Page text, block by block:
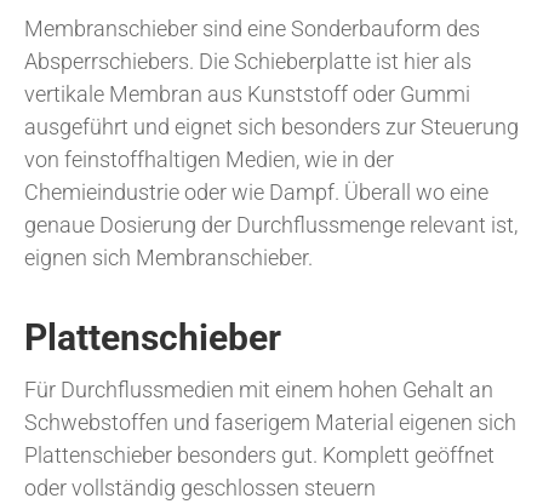
Membranschieber sind eine Sonderbauform des
Absperrschiebers. Die Schieberplatte ist hier als
vertikale Membran aus Kunststoff oder Gummi
ausgeführt und eignet sich besonders zur Steuerung
von feinstoffhaltigen Medien, wie in der
Chemieindustrie oder wie Dampf. Überall wo eine
genaue Dosierung der Durchflussmenge relevant ist,
eignen sich Membranschieber.
Plattenschieber
Für Durchflussmedien mit einem hohen Gehalt an
Schwebstoffen und faserigem Material eigenen sich
Plattenschieber besonders gut. Komplett geöffnet
oder vollständig geschlossen steuern